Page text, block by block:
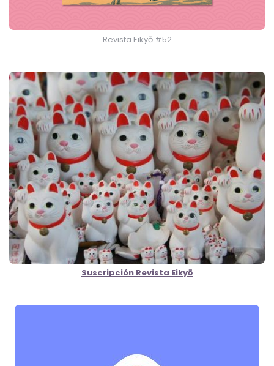
Revista Eikyō #52
Suscripción Revista Eikyō